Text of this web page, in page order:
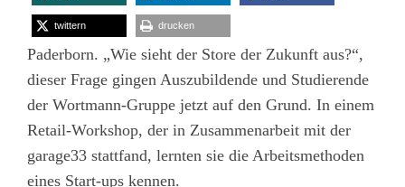
twittern drucken
Paderborn. „Wie sieht der Store der Zukunft aus?“,
dieser Frage gingen Auszubildende und Studierende
der Wortmann-Gruppe jetzt auf den Grund. In einem
Retail-Workshop, der in Zusammenarbeit mit der
garage33 stattfand, lernten sie die Arbeitsmethoden
eines Start-ups kennen.